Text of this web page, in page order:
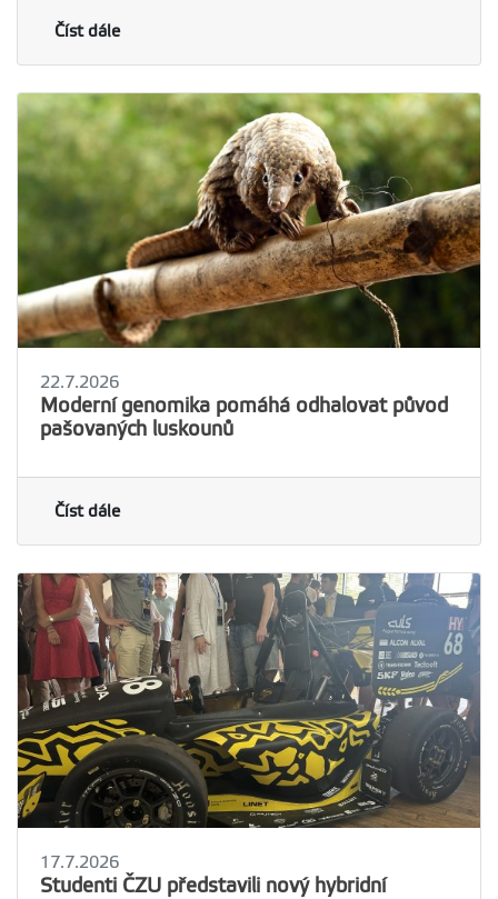
Číst dále
22.7.2026
Moderní genomika pomáhá odhalovat původ
pašovaných luskounů
Číst dále
17.7.2026
Studenti ČZU představili nový hybridní